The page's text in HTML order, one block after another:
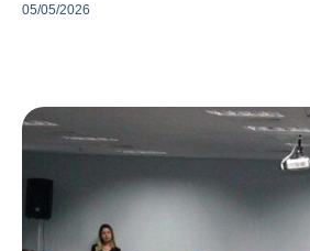
05/05/2026